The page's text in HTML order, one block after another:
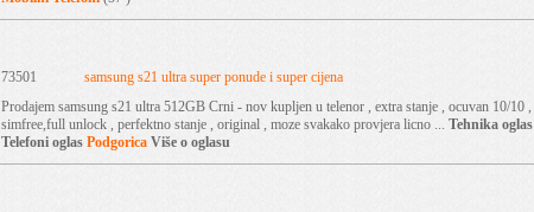
73501 samsung s21 ultra super ponude i super cijena
Prodajem samsung s21 ultra 512GB Crni - nov kupljen u telenor , extra stanje , ocuvan 10/10 ,
simfree,full unlock , perfektno stanje , original , moze svakako provjera licno ... Tehnika oglas
Telefoni oglas Podgorica Više o oglasu